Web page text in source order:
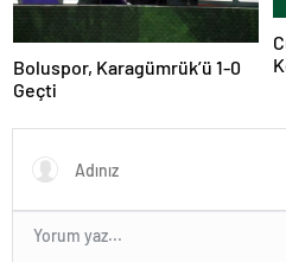
Boluspor, Karagümrük’ü 1-0
Geçti